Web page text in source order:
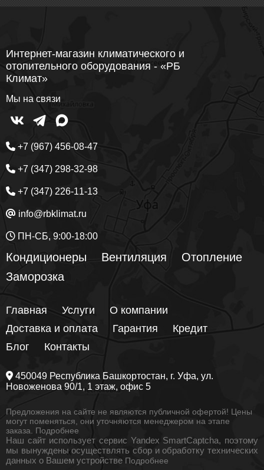
Интернет-магазин климатического и
отопительного оборудования - «РБ
Климат»
Мы на связи
+7 (967) 456-08-47
+7 (347) 298-32-98
+7 (347) 226-11-13
info@rbklimat.ru
ПН-СБ, 9:00-18:00
Кондиционеры Вентиляция
Отопление
Заморозка
Главная Услуги
О компании
Доставка и оплата
Гарантия
Кредит
Блог
Контакты
450049 Республика Башкортостан, г. Уфа, ул.
Новоженова 90/1, 1 этаж, офис 5
Предложения на сайте не являются публичной офертой! Цены
могут поменяться, они уточняются менеджером на этапе
заказа. Подробнее
Наш сайт использует сервис Yandex SmartCaptcha, поэтому
мы вынуждены осуществлять сбор и обработку технических
данных о Вашем устройстве Подробнее